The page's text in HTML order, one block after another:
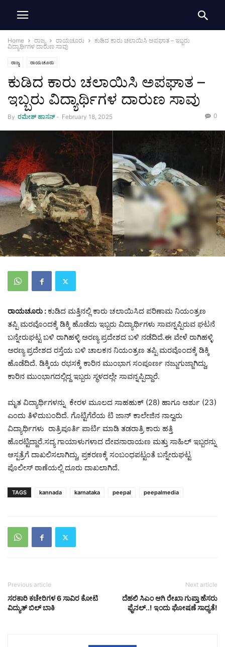
Home ರಾಜ್ಯ ರಾಯಚೂರು
ಕುಡಿದ ಕಾರು ಚಲಾಯಿಸಿ ಅಪಘಾತ – ಇಬ್ಬರು
ವಿದ್ಯಾರ್ಥಿಗಳ ದಾರುಣ ಸಾವು
ರಾಜ್ಯ ರಾಯಚೂರು
ಕುಡಿದ ಕಾರು ಚಲಾಯಿಸಿ ಅಪಘಾತ –
ಇಬ್ಬರು ವಿದ್ಯಾರ್ಥಿಗಳ ದಾರುಣ ಸಾವು
By ರಮೇಶ್‌ ಹಾಸನ್‌ - February 18, 2025 0
ರಾಯಚೂರು : ಕುಡಿದ ಮತ್ತಿನಲ್ಲಿ ಕಾರು ಚಲಾಯಿಸಿದ ಪರಿಣಾಮ ನಿಯಂತ್ರಣ
ತಪ್ಪಿ ಮರವೊಂದಕ್ಕೆ ಡಿಕ್ಕಿ ಹೊಡೆದು ಇಬ್ಬರು ವಿದ್ಯಾರ್ಥಿಗಳು ಸಾವನ್ನಪ್ಪಿರುವ ಘಟನೆ
ಬನ್ನೇರುಘಟ್ಟ ಬಳಿ ರಾಗಿಹಳ್ಳಿ ಅರಣ್ಯ ಪ್ರದೇಶದ ಬಳಿ ನಡೆದಿದೆ.ಈ ವೇಳೆ ರಾಗಿಹಳ್ಳಿ
ಅರಣ್ಯ ಪ್ರದೇಶದ ರಸ್ತೆಯ ಬಳಿ ಚಾಲಕನ ನಿಯಂತ್ರಣ ತಪ್ಪಿ ಮರವೊಂದಕ್ಕೆ ಡಿಕ್ಕಿ
ಹೊಡೆದಿದೆ. ಡಿಕ್ಕಿಯ ರಭಸಕ್ಕೆ ಕಾರಿನ ಮುಂಭಾಗ ಸಂಪೂರ್ಣ ನಜ್ಜುಗುಜ್ಜಾಗಿದ್ದು,
ಕಾರಿನ ಮುಂಭಾಗದಲ್ಲಿದ್ದ ಇಬ್ಬರು ಸ್ಥಳದಲ್ಲೇ ಸಾವನ್ನಪ್ಪಿದ್ದಾರೆ.
ಮೃತ ವಿದ್ಯಾರ್ಥಿಗಳನ್ನು ಕೇರಳ ಮೂಲದ ಸಾಹಹುಕ್ (28) ಹಾಗೂ ಅರ್ಶು (23)
ಎಂದು ತಿಳಿದುಬಂದಿದೆ. ಗೊಟ್ಟಿಗೆರೆಯ ಟಿ ಜಾನ್ ಕಾಲೇಜಿನ ನಾಲ್ವರು
ವಿದ್ಯಾರ್ಥಿಗಳು ರಾತ್ರಿಪೂರ್ತಿ ಪಾರ್ಟಿ ಮಾಡಿ ತಡರಾತ್ರಿ ಕಾರು ಹತ್ತಿ
ಹೊರಟ್ಟಿದ್ದಾರೆ.ಸದ್ಯ ಗಾಯಾಳುಗಳಾದ ದೇವನಾರಾಯಣ ಮತ್ತು ಸಾಹಿಲ್ ಇಬ್ಬರನ್ನು
ಆಸ್ಪತ್ರೆಗೆ ದಾಖಲಿಸಲಾಗಿದ್ದು, ಪ್ರಕರಣಕ್ಕೆ ಸಂಬಂಧಪಟ್ಟಂತೆ ಬನ್ನೇರುಘಟ್ಟ
ಪೊಲೀಸ್ ಠಾಣೆಯಲ್ಲಿ ದೂರು ದಾಖಲಾಗಿದೆ.
TAGS kannada karnataka peepal peepalmedia
Previous article
ಸರಕಾರಿ ಕಚೇರಿಗಳ 6 ಸಾವಿರ ಕೋಟಿ
ವಿದ್ಯುತ್‌ ಬಿಲ್‌ ಬಾಕಿ
Next article
ದೆಹಲಿ ಸಿಎಂ ಆಗಿ ರೇಖಾ ಗುಪ್ತಾ ಹೆಸರು
ಫೈನಲ್‌..! ಇಂದು ಘೋಷಣೆ ಸಾಧ್ಯತೆ!